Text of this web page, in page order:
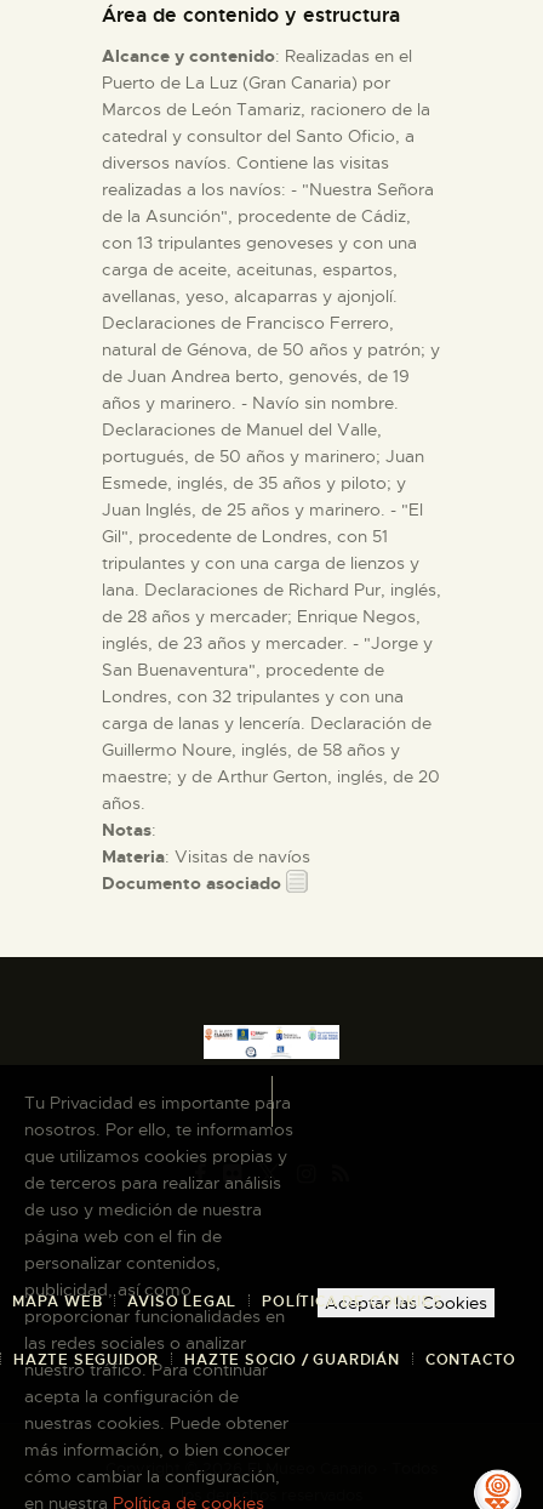
Área de contenido y estructura
Alcance y contenido: Realizadas en el
Puerto de La Luz (Gran Canaria) por
Marcos de León Tamariz, racionero de la
catedral y consultor del Santo Oficio, a
diversos navíos. Contiene las visitas
realizadas a los navíos: - "Nuestra Señora
de la Asunción", procedente de Cádiz,
con 13 tripulantes genoveses y con una
carga de aceite, aceitunas, espartos,
avellanas, yeso, alcaparras y ajonjolí.
Declaraciones de Francisco Ferrero,
natural de Génova, de 50 años y patrón; y
de Juan Andrea berto, genovés, de 19
años y marinero. - Navío sin nombre.
Declaraciones de Manuel del Valle,
portugués, de 50 años y marinero; Juan
Esmede, inglés, de 35 años y piloto; y
Juan Inglés, de 25 años y marinero. - "El
Gil", procedente de Londres, con 51
tripulantes y con una carga de lienzos y
lana. Declaraciones de Richard Pur, inglés,
de 28 años y mercader; Enrique Negos,
inglés, de 23 años y mercader. - "Jorge y
San Buenaventura", procedente de
Londres, con 32 tripulantes y con una
carga de lanas y lencería. Declaración de
Guillermo Noure, inglés, de 58 años y
maestre; y de Arthur Gerton, inglés, de 20
años.
Notas:
Materia: Visitas de navíos
Documento asociado
MAPA WEB AVISO LEGAL POLÍTICA DE COOKIES
HAZTE SEGUIDOR HAZTE SOCIO / GUARDIÁN CONTACTO
Copyright © 2026 El Museo Canario · Todos
los derechos reservados
Tu Privacidad es importante para
nosotros. Por ello, te informamos
que utilizamos cookies propias y
de terceros para realizar análisis
de uso y medición de nuestra
página web con el fin de
personalizar contenidos,
publicidad, así como
proporcionar funcionalidades en
las redes sociales o analizar
nuestro tráfico. Para continuar
acepta la configuración de
nuestras cookies. Puede obtener
más información, o bien conocer
cómo cambiar la configuración,
en nuestra Política de cookies
Aceptar las Cookies